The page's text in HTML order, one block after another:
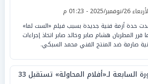
26/نوفمبر/2025 - 01:23 م
حدة أزمة فنية جديدة بسبب فيلم «الست لما»
قرر المطربان هشام صابر وخالد صابر اتخاذ إجراءات
صارمة ضد المنتج الفني محمد السبكي.
الدورة السابعة لـ«أفلام المحاولة» تستقبل 33